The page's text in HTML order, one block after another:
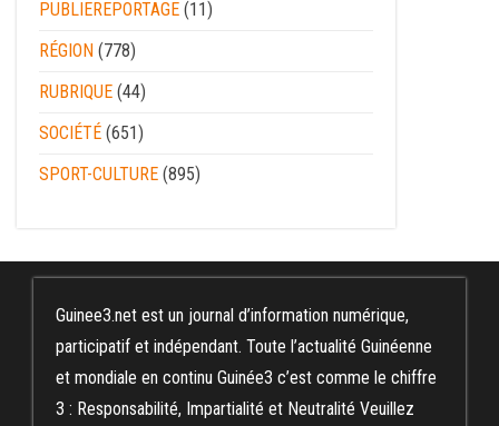
PUBLIEREPORTAGE (11)
RÉGION (778)
RUBRIQUE (44)
SOCIÉTÉ (651)
SPORT-CULTURE (895)
Guinee3.net est un journal d’information numérique,
participatif et indépendant. Toute l’actualité Guinéenne
et mondiale en continu Guinée3 c’est comme le chiffre
3 : Responsabilité, Impartialité et Neutralité Veuillez